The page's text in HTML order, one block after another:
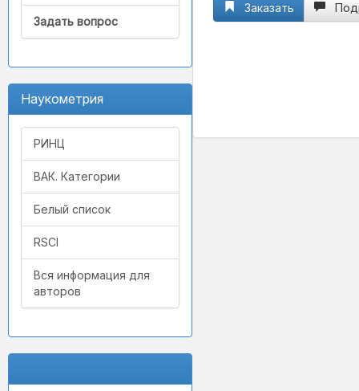
Задать вопрос
Наукометрия
РИНЦ
ВАК. Категории
Белый список
RSCI
Вся информация для
авторов
Заказать